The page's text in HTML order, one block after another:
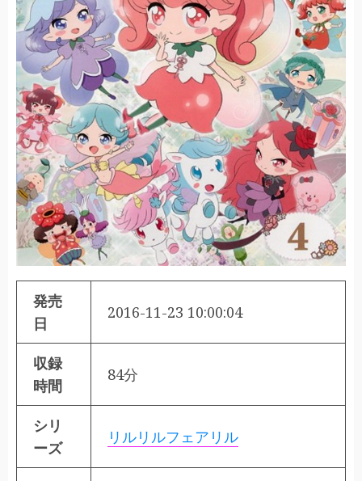
発売
日
2016-11-23 10:00:04
収録
時間
84分
シリ
ーズ
リルリルフェアリル